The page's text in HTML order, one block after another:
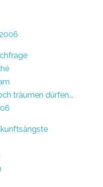
träumen dürfen...